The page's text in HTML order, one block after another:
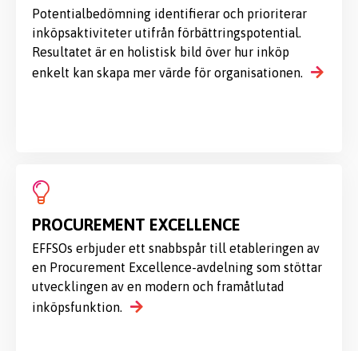
Potentialbedömning identifierar och prioriterar
inköpsaktiviteter utifrån förbättringspotential.
Resultatet är en holistisk bild över hur inköp
enkelt kan skapa mer värde för organisationen.
PROCUREMENT EXCELLENCE
EFFSOs erbjuder ett snabbspår till etableringen av
en Procurement Excellence-avdelning som stöttar
utvecklingen av en modern och framåtlutad
inköpsfunktion.